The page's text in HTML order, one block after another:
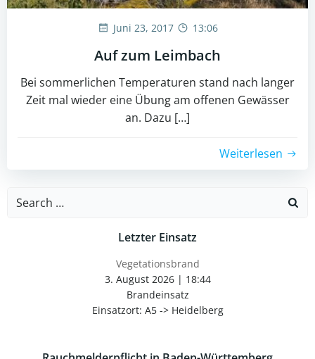
Juni 23, 2017 13:06
Auf zum Leimbach
Bei sommerlichen Temperaturen stand nach langer
Zeit mal wieder eine Übung am offenen Gewässer
an. Dazu […]
Weiterlesen
Search
Letzter Einsatz
Vegetationsbrand
3. August 2026| 18:44
Brandeinsatz
Einsatzort: A5 -> Heidelberg